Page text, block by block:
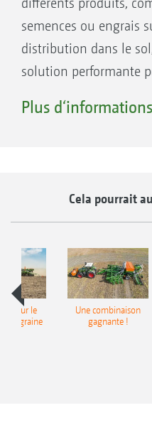
Le dosage est confortable
distribution entraînée
en dessous de la trémie
Le remplissage est facile
semences ou engrais
distribution dans le
solution performante
rendements.
Absence de mélange
cultures en un seul
Plus
Cela pourrait
pour le
Une combinaison
gagnante !